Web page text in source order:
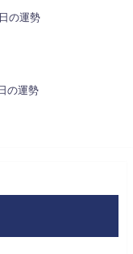
の運勢
の運勢